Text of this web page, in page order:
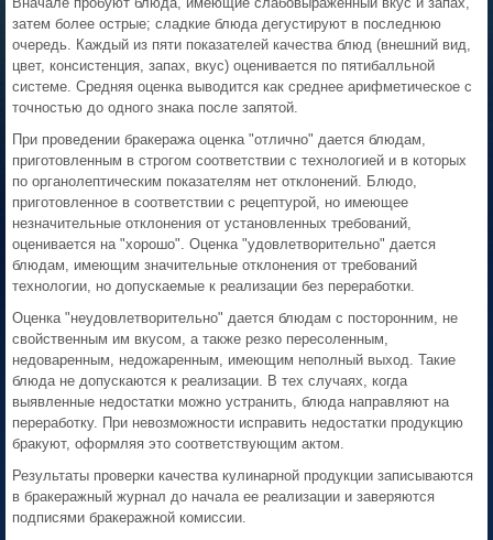
затем более острые; сладкие блюда дегустируют в последнюю
очередь. Каждый из пяти показателей качества блюд (внешний вид,
цвет, консистенция, запах, вкус) оценивается по пятибалльной
системе. Средняя оценка выводится как среднее арифметическое с
точностью до одного знака после запятой.
При проведении бракеража оценка "отлично" дается блюдам,
приготовленным в строгом соответствии с технологией и в которых
по органолептическим показателям нет отклонений. Блюдо,
приготовленное в соответствии с рецептурой, но имеющее
незначительные отклонения от установленных требований,
оценивается на "хорошо". Оценка "удовлетворительно" дается
блюдам, имеющим значительные отклонения от требований
технологии, но допускаемые к реализации без переработки.
Оценка "неудовлетворительно" дается блюдам с посторонним, не
свойственным им вкусом, а также резко пересоленным,
недоваренным, недожаренным, имеющим неполный выход. Такие
блюда не допускаются к реализации. В тех случаях, когда
выявленные недостатки можно устранить, блюда направляют на
переработку. При невозможности исправить недостатки продукцию
бракуют, оформляя это соответствующим актом.
Результаты проверки качества кулинарной продукции записываются
в бракеражный журнал до начала ее реализации и заверяются
подписями бракеражной комиссии.